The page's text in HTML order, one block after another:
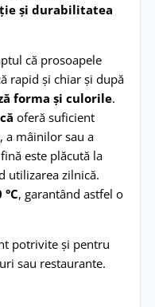
și durabilitatea
că prosoapele
rapid și chiar și după
forma și culorile.
oferă suficient
a mâinilor sau a
este plăcută la
utilizarea zilnică.
, garantând astfel o
potrivite și pentru
sau restaurante.